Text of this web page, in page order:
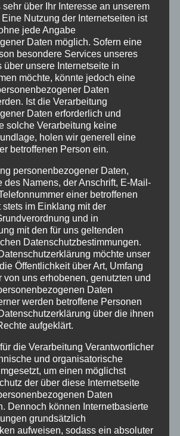
Durchfahrt Alpweg
Dorfbach
der Stichwahl
Stichwahl
in Bayern – 12. März 2026
zur Kommunalwahl 2026
zur Kommunalwahl 2026
Haus -Vortragsabend
2026
Wahlforum
zur Winterzeit
Rathaus bis 06. Januar
am Dorfplatz
im Dorf
und Sicherung der
im Gemeindegebiet
von Förderanfragen des ILE-
Energielösungen fürs eigene
Klarstellung –
„Südlich der
den Neubau der
über Ihr Interesse an unserem
Nutzung der Internetseiten ist
jede Angabe
Daten möglich. Sofern eine
besondere Services unseres
über unsere Internetseite in
möchte, könnte jedoch eine
Daten
Ist die Verarbeitung
Daten erforderlich und
solche Verarbeitung keine
holen wir generell eine
betroffenen Person ein.
personenbezogener Daten,
des Namens, der Anschrift, E-Mail-
einer betroffenen
stets im Einklang mit der
und in
mit den für uns geltenden
Datenschutzbestimmungen.
möchte unser
Öffentlichkeit über Art, Umfang
von uns erhobenen, genutzten und
Daten
werden betroffene Personen
über die ihnen
aufgeklärt.
die Verarbeitung Verantwortlicher
und organisatorische
um einen möglichst
der über diese Internetseite
Daten
Dennoch können Internetbasierte
grundsätzlich
aufweisen, sodass ein absoluter